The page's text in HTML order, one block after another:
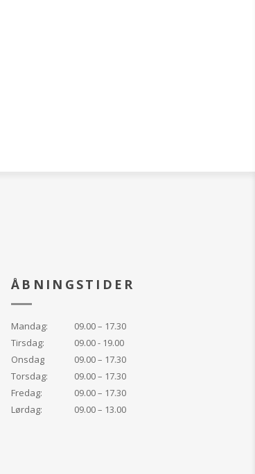
ÅBNINGSTIDER
Mandag:
09.00 – 17.30
Tirsdag:
09.00 - 19.00
Onsdag
09.00 – 17.30
Torsdag:
09.00 – 17.30
Fredag:
09.00 – 17.30
Lørdag:
09.00 – 13.00